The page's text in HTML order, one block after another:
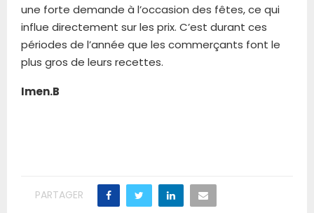
une forte demande à l’occasion des fêtes, ce qui
influe directement sur les prix. C’est durant ces
périodes de l’année que les commerçants font le
plus gros de leurs recettes.
Imen.B
PARTAGER